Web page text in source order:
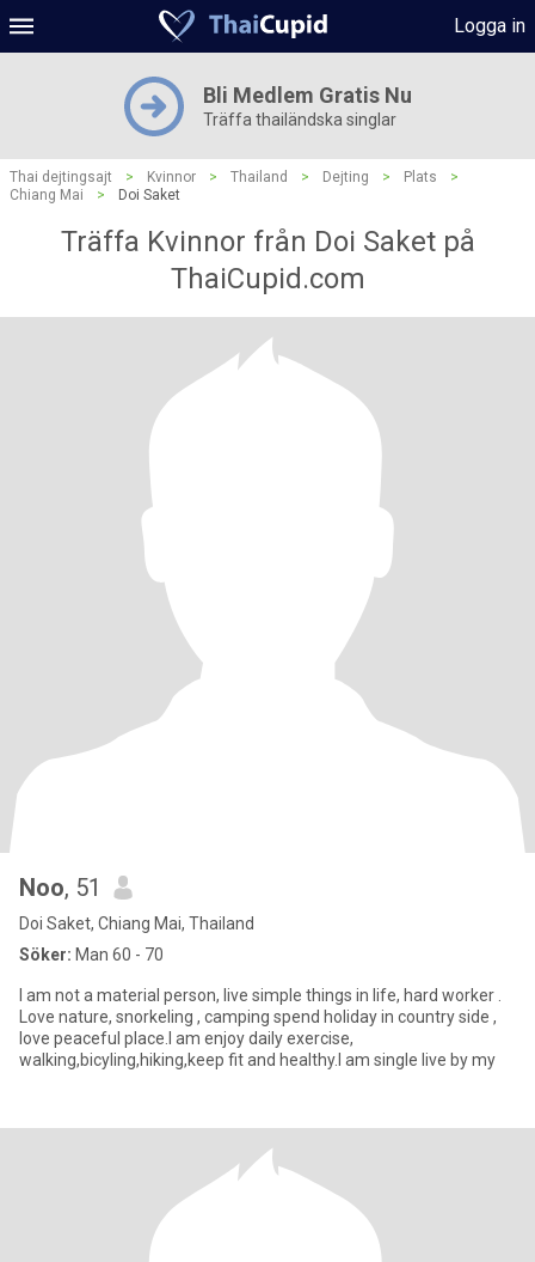
Logga in
Bli Medlem Gratis Nu
Träffa thailändska singlar
Thai dejtingsajt > Kvinnor > Thailand > Dejting > Plats
>
Chiang Mai
> Doi Saket
Träffa Kvinnor från Doi Saket på
ThaiCupid.com
Noo, 51
Doi Saket, Chiang Mai, Thailand
Söker: Man 60 - 70
I am not a material person, live simple things in life, hard worker .
Love nature, snorkeling , camping spend holiday in country side ,
love peaceful place.I am enjoy daily exercise,
walking,bicyling,hiking,keep fit and healthy.I am single live by my